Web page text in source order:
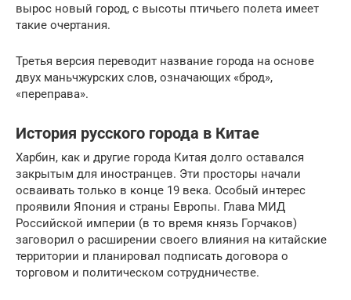
вырос новый город, с высоты птичьего полета имеет
такие очертания.
Третья версия переводит название города на основе
двух маньчжурских слов, означающих «брод»,
«переправа».
История русского города в Китае
Харбин, как и другие города Китая долго оставался
закрытым для иностранцев. Эти просторы начали
осваивать только в конце 19 века. Особый интерес
проявили Япония и страны Европы. Глава МИД
Российской империи (в то время князь Горчаков)
заговорил о расширении своего влияния на китайские
территории и планировал подписать договора о
торговом и политическом сотрудничестве.